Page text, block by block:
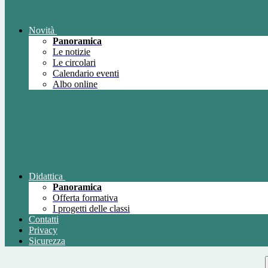
Novità
Panoramica
Le notizie
Le circolari
Calendario eventi
Albo online
Didattica
Panoramica
Offerta formativa
I progetti delle classi
Contatti
Privacy
Sicurezza